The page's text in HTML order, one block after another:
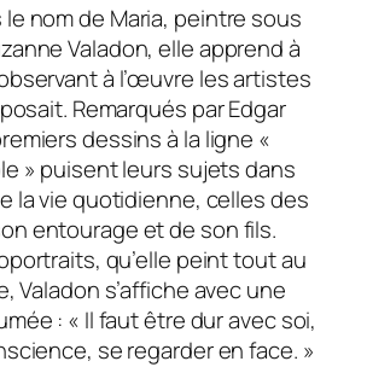
nom de Maria, peintre sous
Valadon, elle apprend à
à l’œuvre les artistes
Remarqués par Edgar
dessins à la ligne «
» puisent leurs sujets dans
la vie quotidienne, celles des
entourage et de son fils.
qu’elle peint tout au
Valadon s’affiche avec une
: « Il faut être dur avec soi,
se regarder en face. »